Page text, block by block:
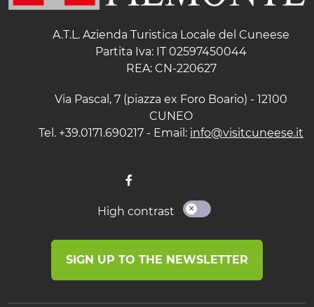
A.T.L. Azienda Turistica Locale del Cuneese
Partita Iva: IT 02597450044
REA: CN-220627
Via Pascal, 7 (piazza ex Foro Boario) - 12100
CUNEO
Tel. +39.0171.690217 - Email: info@visitcuneese.it
High contrast
SIGN UP TO THE NEWSLETTER